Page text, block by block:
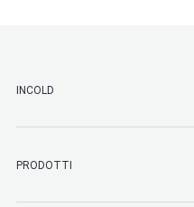
INCOLD
PRODOTTI